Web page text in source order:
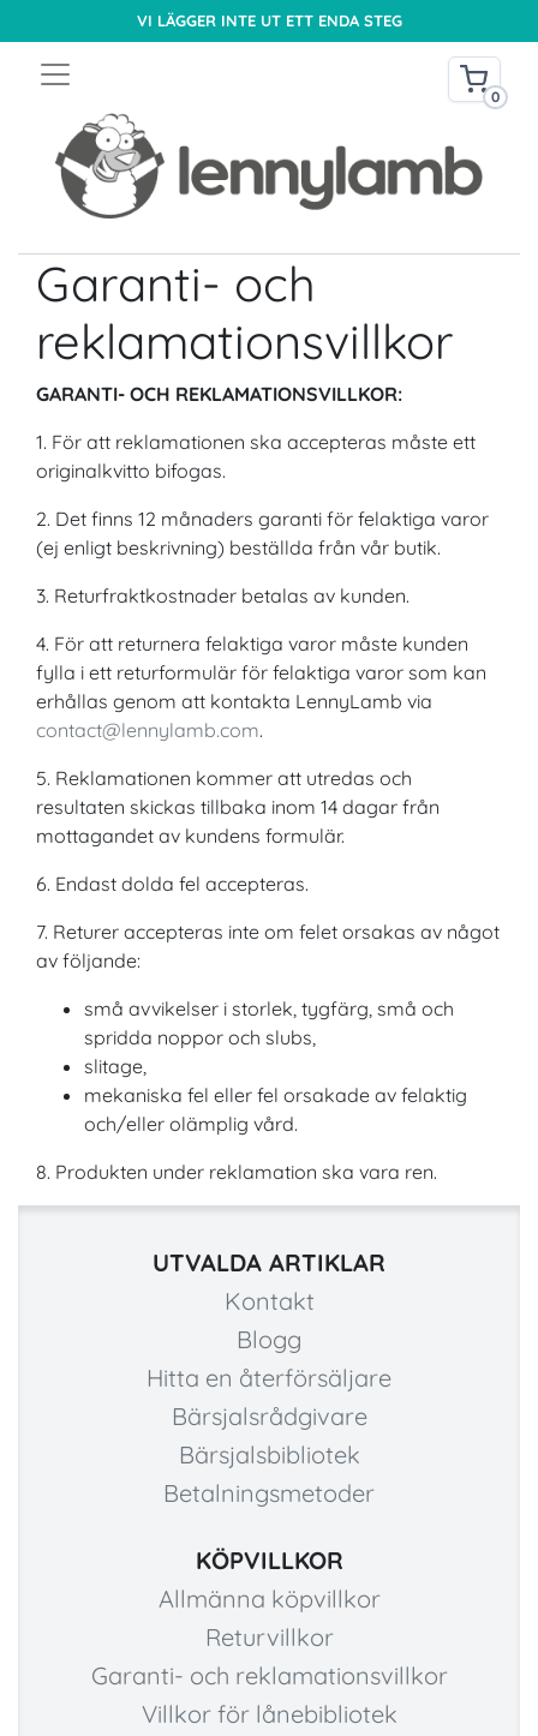
VI LÄGGER INTE UT ETT ENDA STEG
0
Garanti- och
reklamationsvillkor
GARANTI- OCH REKLAMATIONSVILLKOR:
1. För att reklamationen ska accepteras måste ett
originalkvitto bifogas.
2. Det finns 12 månaders garanti för felaktiga varor
(ej enligt beskrivning) beställda från vår butik.
3. Returfraktkostnader betalas av kunden.
4. För att returnera felaktiga varor måste kunden
fylla i ett returformulär för felaktiga varor som kan
erhållas genom att kontakta LennyLamb via
contact@lennylamb.com.
5. Reklamationen kommer att utredas och
resultaten skickas tillbaka inom 14 dagar från
mottagandet av kundens formulär.
6. Endast dolda fel accepteras.
7. Returer accepteras inte om felet orsakas av något
av följande:
små avvikelser i storlek, tygfärg, små och
spridda noppor och slubs,
slitage,
mekaniska fel eller fel orsakade av felaktig
och/eller olämplig vård.
8. Produkten under reklamation ska vara ren.
UTVALDA ARTIKLAR
Kontakt
Blogg
Hitta en återförsäljare
Bärsjalsrådgivare
Bärsjalsbibliotek
Betalningsmetoder
KÖPVILLKOR
Allmänna köpvillkor
Returvillkor
Garanti- och reklamationsvillkor
Villkor för lånebibliotek